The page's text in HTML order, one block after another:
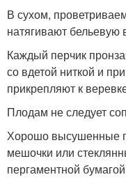
В сухом,
натягивают бельевую
Каждый перчик
со вдетой ниткой и
прикрепляют к
Плодам не следует
Хорошо высушенные
мешочки или
пергаментной